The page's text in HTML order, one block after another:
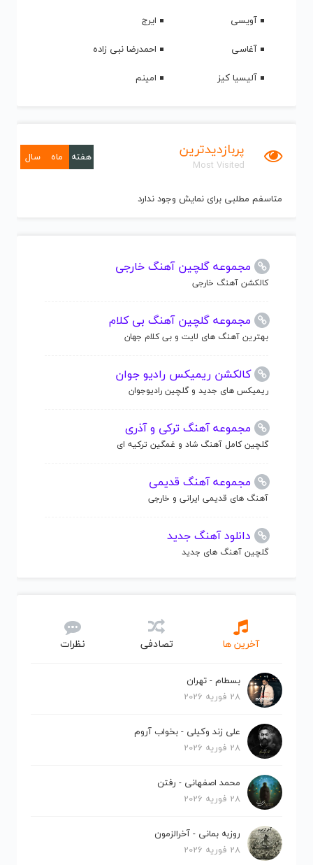
آویسی
ایرج
آغاسی
احمدرضا نبی زاده
آلیسیا کیز
امینم
پربازدیدترین
Most Visited
هفته ماه سال
متاسفم مطلبی برای نمایش وجود ندارد
مجموعه گلچین آهنگ خارجی
کالکشن آهنگ خارجی
مجموعه گلچین آهنگ بی کلام
بهترین آهنگ های لایت و بی کلام جهان
کالکشن ریمیکس رادیو جوان
ریمیکس های جدید و گلچین رادیوجوان
مجموعه آهنگ ترکی و آذری
گلچین کامل آهنگ شاد و غمگین ترکیه ای
مجموعه آهنگ قدیمی
آهنگ های قدیمی ایرانی و خارجی
دانلود آهنگ جدید
گلچین آهنگ های جدید
آخرین ها تصادفی نظرات
بسطام - تهران
28 فوریه 2026
علی زند وکیلی - بخواب آروم
28 فوریه 2026
محمد اصفهانی - رفتن
28 فوریه 2026
روزبه بمانی - آخرالزمون
28 فوریه 2026